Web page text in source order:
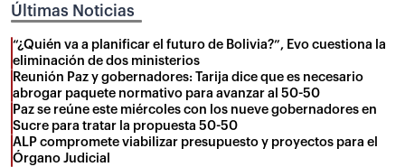
Últimas Noticias
“¿Quién va a planificar el futuro de Bolivia?”, Evo cuestiona la
eliminación de dos ministerios
Reunión Paz y gobernadores: Tarija dice que es necesario
abrogar paquete normativo para avanzar al 50-50
Paz se reúne este miércoles con los nueve gobernadores en
Sucre para tratar la propuesta 50-50
ALP compromete viabilizar presupuesto y proyectos para el
Órgano Judicial